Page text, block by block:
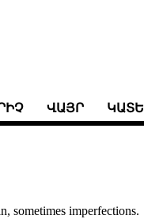
ՎԱՅՐ
sometimes imperfections.